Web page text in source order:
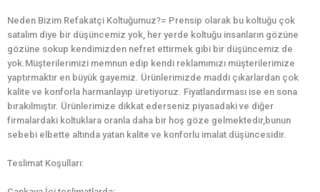
Neden Bizim Refakatçi Koltuğumuz?= Prensip olarak bu koltuğu çok
satalım diye bir düşüncemiz yok, her yerde koltuğu insanların gözüne
gözüne sokup kendimizden nefret ettirmek gibi bir düşüncemiz de
yok.Müşterilerimizi memnun edip kendi reklamımızı müşterilerimize
yaptırmaktır en büyük gayemiz. Ürünlerimizde maddi çıkarlardan çok
kalite ve konforla harmanlayıp üretiyoruz. Fiyatlandırması ise en sona
bırakılmıştır. Ürünlerimize dikkat ederseniz piyasadaki ve diğer
firmalardaki koltuklara oranla daha bir hoş göze gelmektedir,bunun
sebebi elbette altında yatan kalite ve konforlu imalat düşüncesidir.
Teslimat Koşulları: